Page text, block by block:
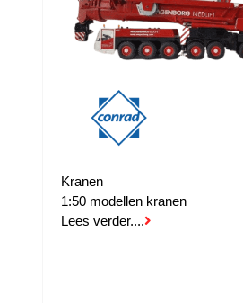
Kranen
1:50 modellen kranen
Lees verder....